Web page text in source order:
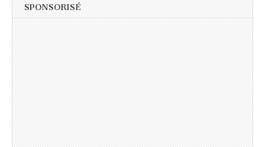
SPONSORISÉ